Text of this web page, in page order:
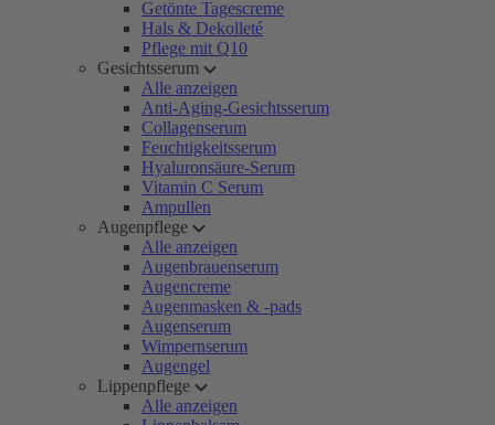
Getönte Tagescreme
Hals & Dekolleté
Pflege mit Q10
Gesichtsserum
Alle anzeigen
Anti-Aging-Gesichtsserum
Collagenserum
Feuchtigkeitsserum
Hyaluronsäure-Serum
Vitamin C Serum
Ampullen
Augenpflege
Alle anzeigen
Augenbrauenserum
Augencreme
Augenmasken & -pads
Augenserum
Wimpernserum
Augengel
Lippenpflege
Alle anzeigen